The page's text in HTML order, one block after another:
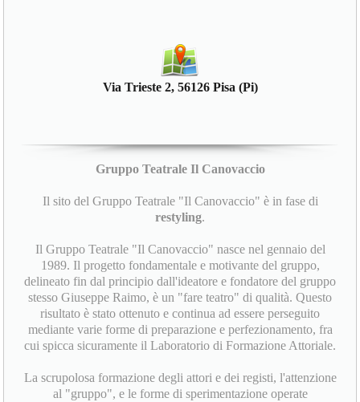
Via Trieste 2, 56126 Pisa (Pi)
Gruppo Teatrale Il Canovaccio
Il sito del Gruppo Teatrale "Il Canovaccio" è in fase di
restyling.
Il Gruppo Teatrale "Il Canovaccio" nasce nel gennaio del
1989. Il progetto fondamentale e motivante del gruppo,
delineato fin dal principio dall'ideatore e fondatore del gruppo
stesso Giuseppe Raimo, è un "fare teatro" di qualità. Questo
risultato è stato ottenuto e continua ad essere perseguito
mediante varie forme di preparazione e perfezionamento, fra
cui spicca sicuramente il Laboratorio di Formazione Attoriale.
La scrupolosa formazione degli attori e dei registi, l'attenzione
al "gruppo", e le forme di sperimentazione operate